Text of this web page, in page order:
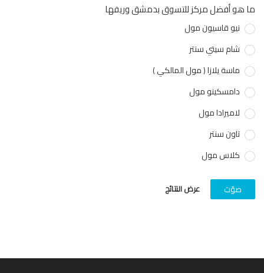
أفضل مركز للتسوق بدمشق وريفها
نيو قاسيون مول
شام سيتي سنتر
ماسة يلازا ( مول المالكي )
دامسكينو مول
لاميرادا مول
تاون سنتر
كلاس مول
عرض النتائج